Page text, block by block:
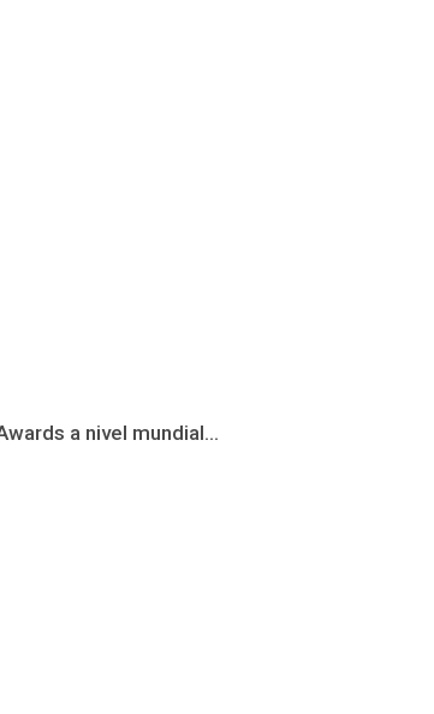
a nivel mundial...